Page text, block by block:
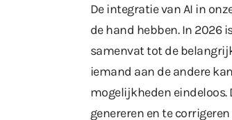
De integratie van AI in
de hand hebben. In 2026
samenvat tot de
iemand aan de andere
mogelijkheden eindeloos.
genereren en te